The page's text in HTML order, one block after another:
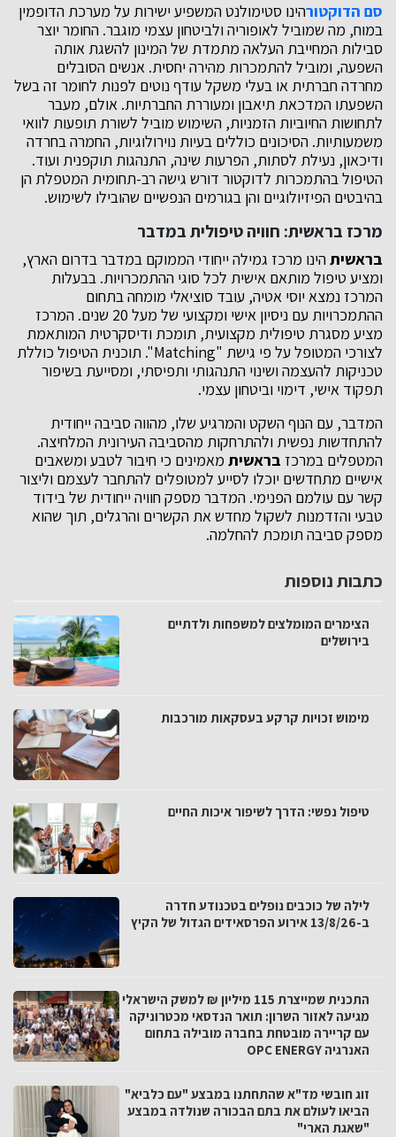
סם הדוקטורהינו סטימולנט המשפיע ישירות על מערכת הדופמין
במוח, מה שמוביל לאופוריה ולביטחון עצמי מוגבר. החומר יוצר
סבילות המחייבת העלאה מתמדת של המינון להשגת אותה
השפעה, ומוביל להתמכרות מהירה יחסית. אנשים הסובלים
מחרדה חברתית או בעלי משקל עודף נוטים לפנות לחומר זה בשל
השפעתו המדכאת תיאבון ומעוררת החברתיות. אולם, מעבר
לתחושות החיוביות הזמניות, השימוש מוביל לשורת תופעות לוואי
משמעותיות. הסיכונים כוללים בעיות נוירולוגיות, החמרה בחרדה
ודיכאון, נעילת לסתות, הפרעות שינה, התנהגות תוקפנית ועוד.
הטיפול בהתמכרות לדוקטור דורש גישה רב-תחומית המטפלת הן
בהיבטים הפיזיולוגיים והן בגורמים הנפשיים שהובילו לשימוש.
מרכז בראשית: חוויה טיפולית במדבר
בראשיתהינו מרכז גמילה ייחודי הממוקם במדבר בדרום הארץ,
ומציע טיפול מותאם אישית לכל סוגי ההתמכרויות. בבעלות
המרכז נמצא יוסי אטיה, עובד סוציאלי מומחה בתחום
ההתמכרויות עם ניסיון אישי ומקצועי של מעל 20 שנים. המרכז
מציע מסגרת טיפולית מקצועית, תומכת ודיסקרטית המותאמת
לצורכי המטופל על פי גישת "Matching". תוכנית הטיפול כוללת
טכניקות להעצמה ושינוי התנהגותי ותפיסתי, ומסייעת בשיפור
תפקוד אישי, דימוי וביטחון עצמי.
המדבר, עם הנוף השקט והמרגיע שלו, מהווה סביבה ייחודית
להתחדשות נפשית ולהתרחקות מהסביבה העירונית המלחיצה.
המטפלים במרכז בראשית מאמינים כי חיבור לטבע ומשאבים
אישיים מתחדשים יוכלו לסייע למטופלים להתחבר לעצמם וליצור
קשר עם עולמם הפנימי. המדבר מספק חוויה ייחודית של בידוד
טבעי והזדמנות לשקול מחדש את הקשרים והרגלים, תוך שהוא
מספק סביבה תומכת להחלמה.
כתבות נוספות
הצימרים המומלצים למשפחות ולדתיים
בירושלים
מימוש זכויות קרקע בעסקאות מורכבות
טיפול נפשי: הדרך לשיפור איכות החיים
לילה של כוכבים נופלים בטכנודע חדרה
ב-13/8/26 אירוע הפרסאידים הגדול של הקיץ
התכנית שמייצרת 115 מיליון ₪ למשק הישראלי
מגיעה לאזור השרון: תואר הנדסאי מכטרוניקה
עם קריירה מובטחת בחברה מובילה בתחום
האנרגיה OPC ENERGY
זוג חובשי מד"א שהתחתנו במבצע "עם כלביא"
הביאו לעולם את בתם הבכורה שנולדה במבצע
"שאגת הארי"